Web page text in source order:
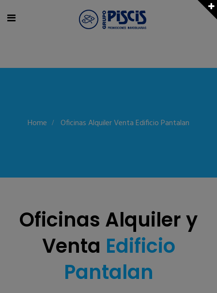
Home Oficinas Alquiler Venta Edificio Pantalan
Oficinas Alquiler y
Venta Edificio
Pantalan